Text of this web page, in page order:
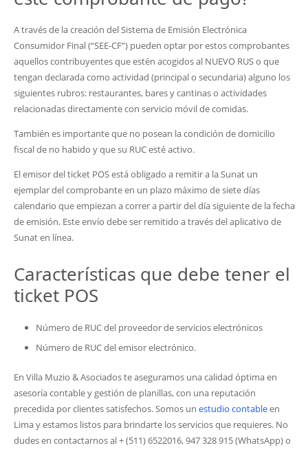
A través de la creación del Sistema de Emisión Electrónica
Consumidor Final (“SEE-CF”) pueden optar por estos comprobantes
aquellos contribuyentes que estén acogidos al NUEVO RUS o que
tengan declarada como actividad (principal o secundaria) alguno los
siguientes rubros: restaurantes, bares y cantinas o actividades
relacionadas directamente con servicio móvil de comidas.
También es importante que no posean la condición de domicilio
fiscal de no habido y que su RUC esté activo.
El emisor del ticket POS está obligado a remitir a la Sunat un
ejemplar del comprobante en un plazo máximo de siete días
calendario que empiezan a correr a partir del día siguiente de la fecha
de emisión. Este envío debe ser remitido a través del aplicativo de
Sunat en línea.
Características que debe tener el
ticket POS
Número de RUC del proveedor de servicios electrónicos
Número de RUC del emisor electrónico.
En Villa Muzio & Asociados te aseguramos una calidad óptima en
asesoría contable y gestión de planillas, con una reputación
precedida por clientes satisfechos. Somos un estudio contableen
Lima y estamos listos para brindarte los servicios que requieres. No
dudes en contactarnos al + (511) 6522016, 947 328 915 (WhatsApp) o